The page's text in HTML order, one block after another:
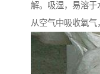
解。吸湿，易溶于
从空气中吸收氧气